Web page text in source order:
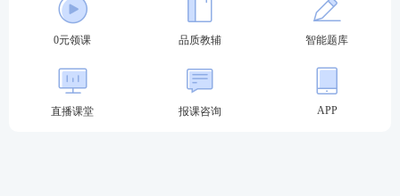
时开启，第一名可得：
0元领课 品质教辅 智能题库
直播课堂 报课咨询 APP